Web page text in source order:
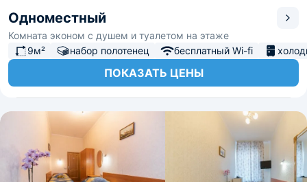
Одноместный
Комната эконом с душем и туалетом на этаже
9м²
набор полотенец бесплатный Wi-fi
ПОКАЗАТЬ ЦЕНЫ